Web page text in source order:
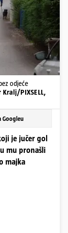
odjeće
PIXSELL,
Googleu
je jučer gol
mu pronašli
majka